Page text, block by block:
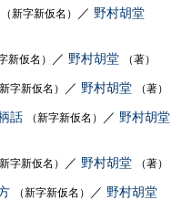
（新字新仮名） ／ 野村胡堂
新仮名） ／ 野村胡堂 （著）
新字新仮名） ／ 野村胡堂 （著）
話 （新字新仮名） ／ 野村胡堂
新字新仮名） ／ 野村胡堂 （著）
（新字新仮名） ／ 野村胡堂